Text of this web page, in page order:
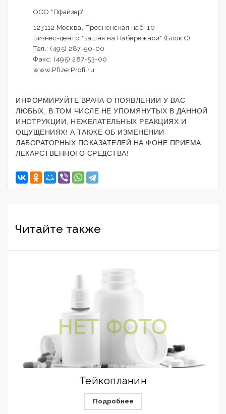
ООО "Пфайзер"
123112 Москва, Пресненская наб. 10
Бизнес-центр "Башня на Набережной" (Блок С)
Тел.: (495) 287-50-00
Факс: (495) 287-53-00
www.PfizerProfi.ru
ИНФОРМИРУЙТЕ ВРАЧА О ПОЯВЛЕНИИ У ВАС
ЛЮБЫХ, В ТОМ ЧИСЛЕ НЕ УПОМЯНУТЫХ В ДАННОЙ
ИНСТРУКЦИИ, НЕЖЕЛАТЕЛЬНЫХ РЕАКЦИЯХ И
ОЩУЩЕНИЯХ! А ТАКЖЕ ОБ ИЗМЕНЕНИИ
ЛАБОРАТОРНЫХ ПОКАЗАТЕЛЕЙ НА ФОНЕ ПРИЕМА
ЛЕКАРСТВЕННОГО СРЕДСТВА!
Читайте также
Тейкопланин
Подробнее